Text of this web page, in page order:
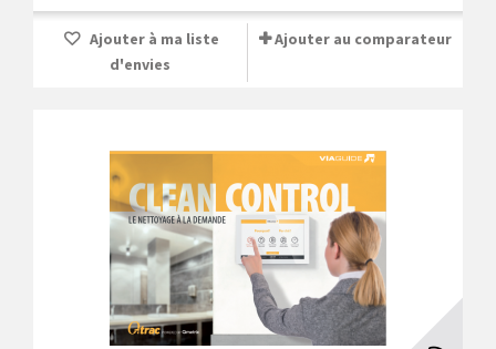
Ajouter à ma liste
d'envies
Ajouter au comparateur